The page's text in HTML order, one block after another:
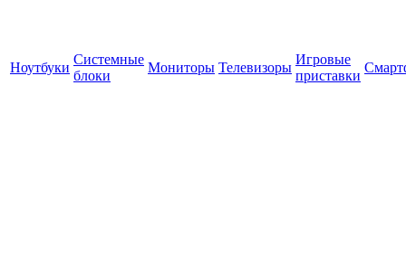
Ноутбуки
Системные
блоки
Мониторы Телевизоры
Игровые
приставки